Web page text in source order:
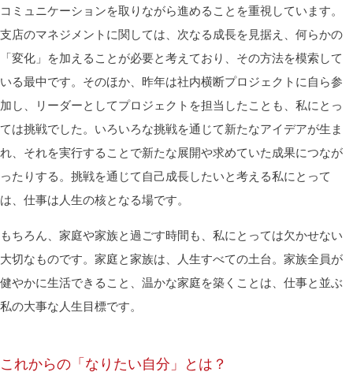
コミュニケーションを取りながら進めることを重視しています。
支店のマネジメントに関しては、次なる成長を見据え、何らかの
「変化」を加えることが必要と考えており、その方法を模索して
いる最中です。そのほか、昨年は社内横断プロジェクトに自ら参
加し、
リーダーとしてプロジェクトを担当した ことも、私にとっ
ては挑戦でした。いろいろな挑戦を通じて新たなアイデアが生ま
れ、それを実行することで新たな展開や求めていた成果につなが
ったりする。挑戦を通じて自己成長したいと考える私にとって
は、仕事は人生の核となる場です。
もちろん、家庭や家族と過ごす時間も、私にとっては欠かせない
大切なものです。家庭と家族は、人生すべての土台。家族全員が
健やかに生活できること、温かな家庭を築くことは、仕事と並ぶ
私の大事な人生目標です。
これからの「なりたい自分」とは？